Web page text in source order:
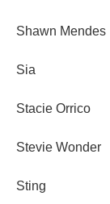
Shawn Mendes
Sia
Stacie Orrico
Stevie Wonder
Sting